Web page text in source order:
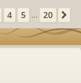
20
4 5 20